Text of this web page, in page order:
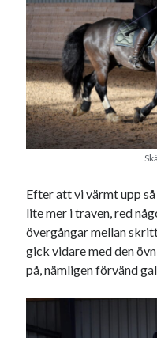
april 2025
mars 2025
februari 2025
januari 2025
december 2024
november 2024
oktober 2024
september 2024
juni 2024
maj 2024
april 2024
mars 2024
februari 2024
november 2023
Efter att vi värmt upp
lite mer i traven, red
övergångar mellan
gick vidare med den
på, nämligen förvänd